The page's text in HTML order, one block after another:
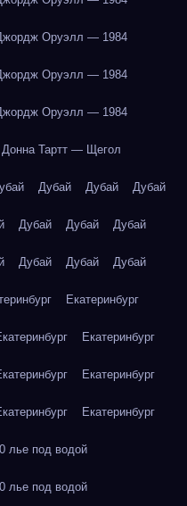
Оруэлл — 1984
Оруэлл — 1984
Оруэлл — 1984
Донна Тартт — Щегол
Дубай Дубай Дубай
Дубай Дубай Дубай
Дубай Дубай Дубай
Екатеринбург
Екатеринбург
Екатеринбург
Екатеринбург
под водой
под водой